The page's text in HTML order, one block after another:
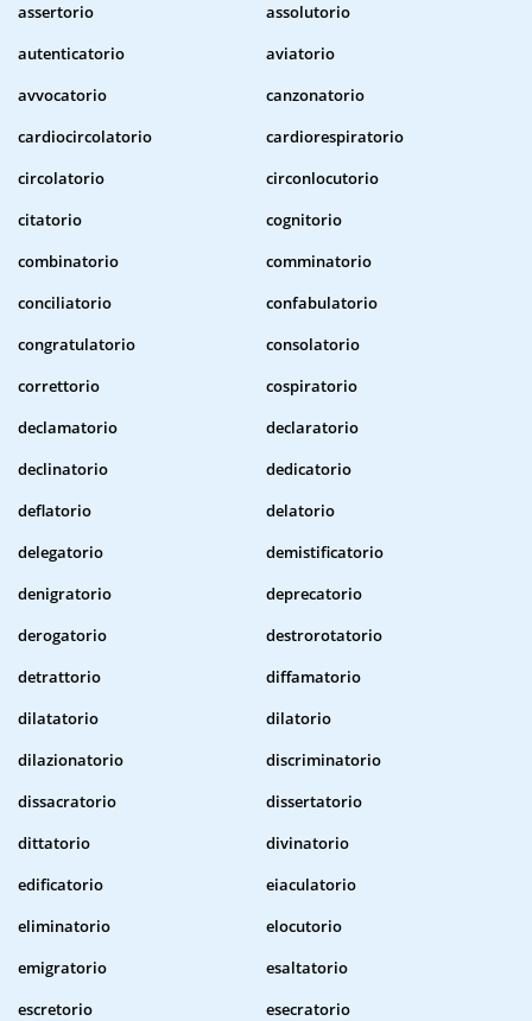
assertorio
assolutorio
autenticatorio
aviatorio
avvocatorio
canzonatorio
cardiocircolatorio
cardiorespiratorio
circolatorio
circonlocutorio
citatorio
cognitorio
combinatorio
comminatorio
conciliatorio
confabulatorio
congratulatorio
consolatorio
correttorio
cospiratorio
declamatorio
declaratorio
declinatorio
dedicatorio
deflatorio
delatorio
delegatorio
demistificatorio
denigratorio
deprecatorio
derogatorio
destrorotatorio
detrattorio
diffamatorio
dilatatorio
dilatorio
dilazionatorio
discriminatorio
dissacratorio
dissertatorio
dittatorio
divinatorio
edificatorio
eiaculatorio
eliminatorio
elocutorio
emigratorio
esaltatorio
escretorio
esecratorio